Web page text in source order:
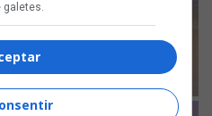
galetes.